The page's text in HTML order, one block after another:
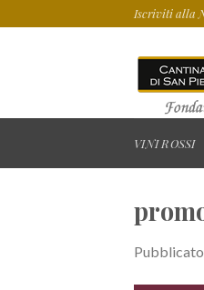
ai
Iscriviti alla
VINI ROSSI
Pubblicato